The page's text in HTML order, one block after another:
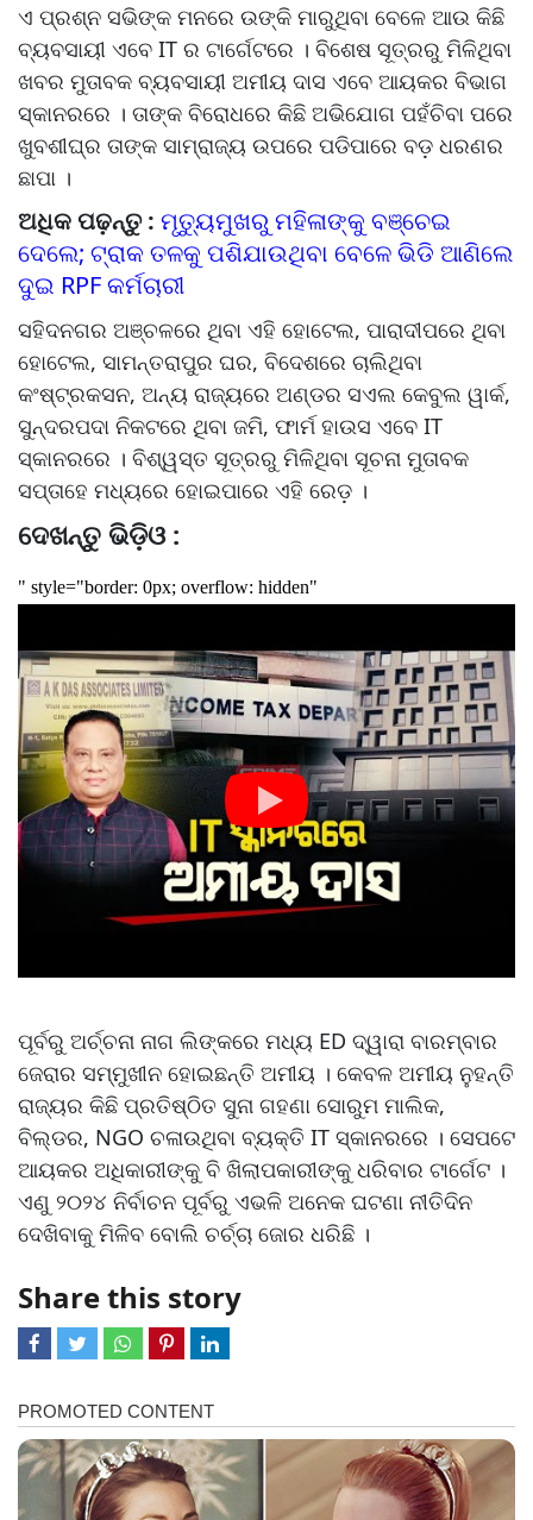
ଏ ପ୍ରଶ୍ନ ସଭିଙ୍କ ମନରେ ଉଙ୍କି ମାରୁଥିବା ବେଳେ ଆଉ କିଛି
ବ୍ୟବସାୟୀ ଏବେ IT ର ଟାର୍ଗେଟରେ । ବିଶେଷ ସୂତ୍ରରୁ ମିଳିଥିବା
ଖବର ମୁତାବକ ବ୍ୟବସାୟୀ ଅମୀୟ ଦାସ ଏବେ ଆୟକର ବିଭାଗ
ସ୍କାନରରେ । ତାଙ୍କ ବିରୋଧରେ କିଛି ଅଭିଯୋଗ ପହଁଚିବା ପରେ
ଖୁବଶୀଘ୍ର ତାଙ୍କ ସାମ୍ରାଜ୍ୟ ଉପରେ ପଡିପାରେ ବଡ଼ ଧରଣର
ଛାପା ।
ଅଧିକ ପଢ଼ନ୍ତୁ : ମୃତ୍ୟୁମୁଖରୁ ମହିଳାଙ୍କୁ ବଞ୍ଚେଇ
ଦେଲେ; ଟ୍ରାକ ତଳକୁ ପଶିଯାଉଥିବା ବେଳେ ଭିଡି ଆଣିଲେ
ଦୁଇ RPF କର୍ମଚାରୀ
ସହିଦନଗର ଅଞ୍ଚଳରେ ଥିବା ଏହି ହୋଟେଲ, ପାରାଦୀପରେ ଥିବା
ହୋଟେଲ, ସାମନ୍ତରାପୁର ଘର, ବିଦେଶରେ ଚାଲିଥିବା
କଂଷ୍ଟ୍ରକସନ, ଅନ୍ୟ ରାଜ୍ୟରେ ଅଣ୍ଡର ସଏଲ କେବୁଲ ୱାର୍କ,
ସୁନ୍ଦରପଦା ନିକଟରେ ଥିବା ଜମି, ଫାର୍ମ ହାଉସ ଏବେ IT
ସ୍କାନରରେ । ବିଶ୍ୱସ୍ତ ସୂତ୍ରରୁ ମିଳିଥିବା ସୂଚନା ମୁତାବକ
ସପ୍ତାହେ ମଧ୍ୟରେ ହୋଇପାରେ ଏହି ରେଡ଼ ।
ଦେଖନ୍ତୁ ଭିଡ଼ିଓ :
ପୂର୍ବରୁ ଅର୍ଚ୍ଚନା ନାଗ ଲିଙ୍କରେ ମଧ୍ୟ ED ଦ୍ୱାରା ବାରମ୍ବାର
ଜେରାର ସମ୍ମୁଖୀନ ହୋଇଛନ୍ତି ଅମୀୟ । କେବଳ ଅମୀୟ ନୁହନ୍ତି
ରାଜ୍ୟର କିଛି ପ୍ରତିଷ୍ଠିତ ସୁନା ଗହଣା ସୋରୁମ ମାଲିକ,
ବିଲ୍ଡର, NGO ଚଳାଉଥିବା ବ୍ୟକ୍ତି IT ସ୍କାନରରେ । ସେପଟେ
ଆୟକର ଅଧିକାରୀଙ୍କୁ ବି ଖିଲାପକାରୀଙ୍କୁ ଧରିବାର ଟାର୍ଗେଟ ।
ଏଣୁ ୨୦୨୪ ନିର୍ବାଚନ ପୂର୍ବରୁ ଏଭଳି ଅନେକ ଘଟଣା ନୀତିଦିନ
ଦେଖିବାକୁ ମିଳିବ ବୋଲି ଚର୍ଚ୍ଚା ଜୋର ଧରିଛି ।
Share this story